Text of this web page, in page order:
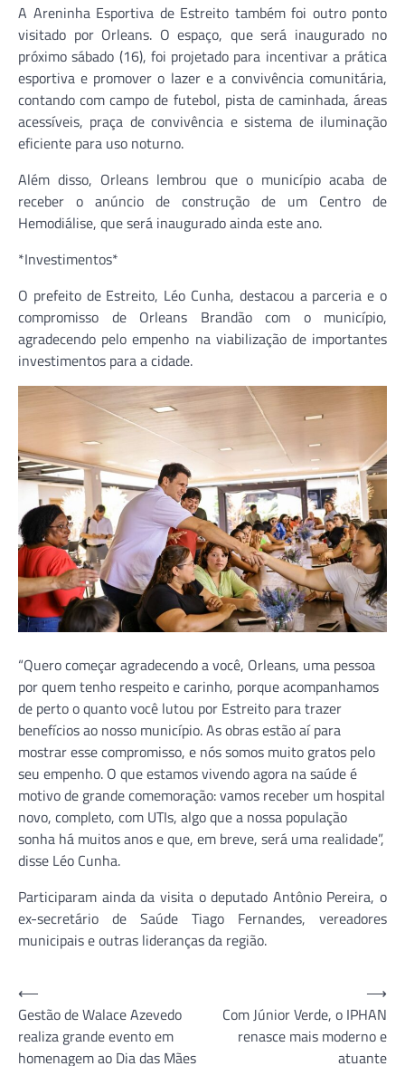
A Areninha Esportiva de Estreito também foi outro ponto
visitado por Orleans. O espaço, que será inaugurado no
próximo sábado (16), foi projetado para incentivar a prática
esportiva e promover o lazer e a convivência comunitária,
contando com campo de futebol, pista de caminhada, áreas
acessíveis, praça de convivência e sistema de iluminação
eficiente para uso noturno.
Além disso, Orleans lembrou que o município acaba de
receber o anúncio de construção de um Centro de
Hemodiálise, que será inaugurado ainda este ano.
*Investimentos*
O prefeito de Estreito, Léo Cunha, destacou a parceria e o
compromisso de Orleans Brandão com o município,
agradecendo pelo empenho na viabilização de importantes
investimentos para a cidade.
“Quero começar agradecendo a você, Orleans, uma pessoa
por quem tenho respeito e carinho, porque acompanhamos
de perto o quanto você lutou por Estreito para trazer
benefícios ao nosso município. As obras estão aí para
mostrar esse compromisso, e nós somos muito gratos pelo
seu empenho. O que estamos vivendo agora na saúde é
motivo de grande comemoração: vamos receber um hospital
novo, completo, com UTIs, algo que a nossa população
sonha há muitos anos e que, em breve, será uma realidade”,
disse Léo Cunha.
Participaram ainda da visita o deputado Antônio Pereira, o
ex-secretário de Saúde Tiago Fernandes, vereadores
municipais e outras lideranças da região.
Navegação
de
Post
⟵
Gestão de Walace Azevedo
realiza grande evento em
homenagem ao Dia das Mães
Com Júnior Verde, o IPHAN
renasce mais moderno e
atuante
⟶